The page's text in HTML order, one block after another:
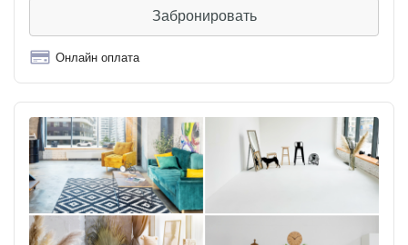
Забронировать
Онлайн оплата